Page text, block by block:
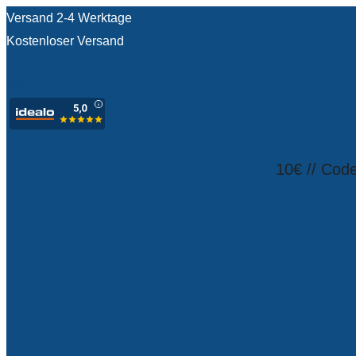
Versand 2-4 Werktage
Kostenloser Versand
10€ //